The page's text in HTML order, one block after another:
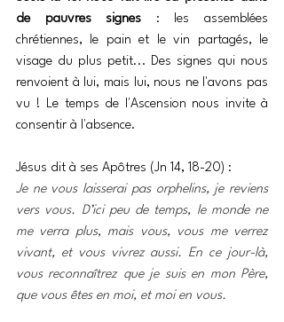
de pauvres signes : les assemblées
chrétiennes, le pain et le vin partagés, le
visage du plus petit... Des signes qui nous
renvoient à lui, mais lui, nous ne l'avons pas
vu ! Le temps de l'Ascension nous invite à
consentir à l'absence.
Jésus dit à ses Apôtres (Jn 14, 18-20) :
Je ne vous laisserai pas orphelins, je reviens
vers vous. D’ici peu de temps, le monde ne
me verra plus, mais vous, vous me verrez
vivant, et vous vivrez aussi. En ce jour-là,
vous reconnaîtrez que je suis en mon Père,
que vous êtes en moi, et moi en vous.